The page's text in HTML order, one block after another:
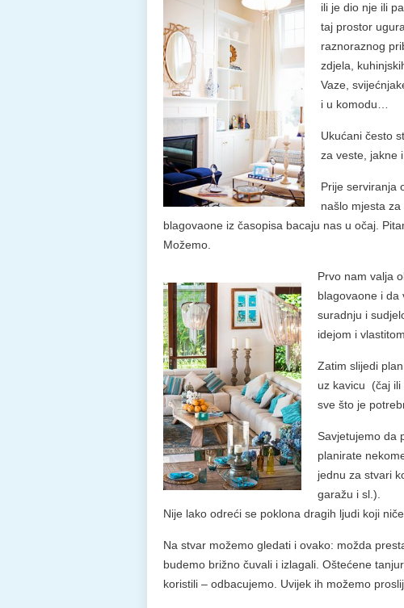
ili je dio nje ili
taj prostor
raznoraznog
zdjela,
Vaze,
i u komodu…
Ukućani često
za veste, jakne
Prije serviranja
našlo mjesta
blagovaone iz časopisa bacaju nas u očaj.
Možemo.
Prvo nam valja
blagovaone i da
suradnju i
idejom i
Zatim slijedi
uz kavicu (čaj ili
sve što je
Savjetujemo da
planirate
jednu za stvari
garažu i sl.).
Nije lako odreći se poklona dragih ljudi koji
Na stvar možemo gledati i ovako: možda
budemo brižno čuvali i izlagali. Oštećene
koristili – odbacujemo. Uvijek ih možemo